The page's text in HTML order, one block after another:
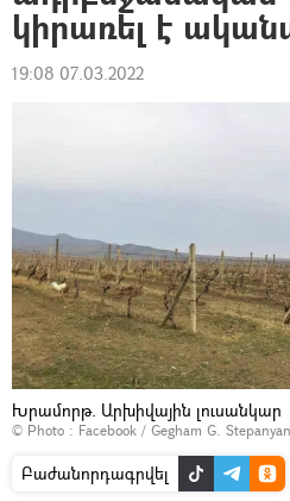
կիրառել է
19:08 07.03.2022
Խրամորթ. Արխիվային լուսանկար
© Photo : Facebook / Gegham G. Stepanyan
Բաժանորդագրվել